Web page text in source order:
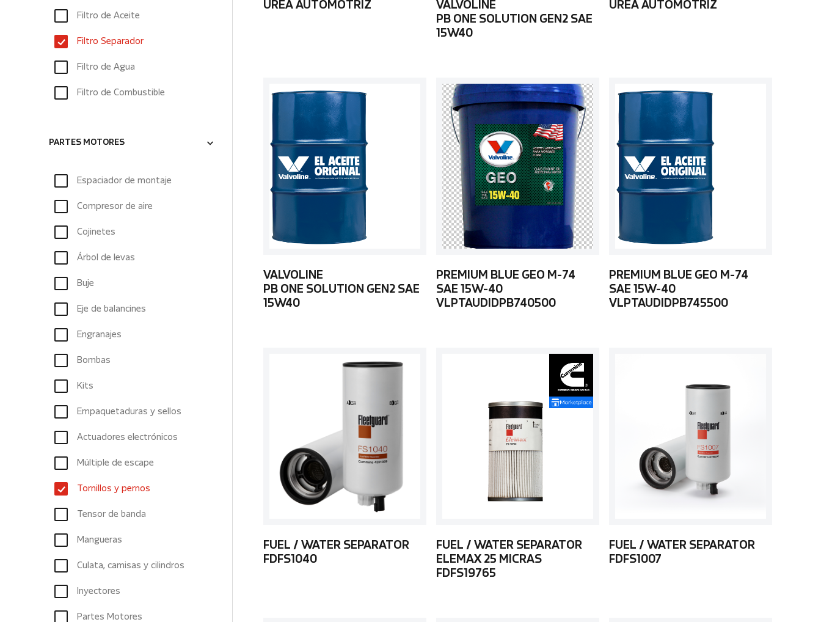
Filtro de Aceite
Filtro Separador
Filtro de Agua
Filtro de Combustible
PARTES MOTORES
Espaciador de montaje
Compresor de aire
Cojinetes
Árbol de levas
Buje
Eje de balancines
Engranajes
Bombas
Kits
Empaquetaduras y sellos
Actuadores electrónicos
Múltiple de escape
Tornillos y pernos
Tensor de banda
Mangueras
Culata, camisas y cilindros
Inyectores
Partes Motores
UREA AUTOMOTRIZ
VALVOLINE
PB ONE SOLUTION GEN2 SAE
15W40
UREA AUTOMOTRIZ
VALVOLINE
PB ONE SOLUTION GEN2 SAE
15W40
PREMIUM BLUE GEO M-74
SAE 15W-40
VLPTAUDIDPB740500
PREMIUM BLUE GEO M-74
SAE 15W-40
VLPTAUDIDPB745500
FUEL / WATER SEPARATOR
FDFS1040
FUEL / WATER SEPARATOR
ELEMAX 25 MICRAS
FDFS19765
FUEL / WATER SEPARATOR
FDFS1007